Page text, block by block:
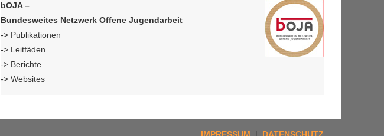
bOJA –
Bundesweites Netzwerk Offene Jugendarbeit
-> Publikationen
-> Leitfäden
-> Berichte
-> Websites